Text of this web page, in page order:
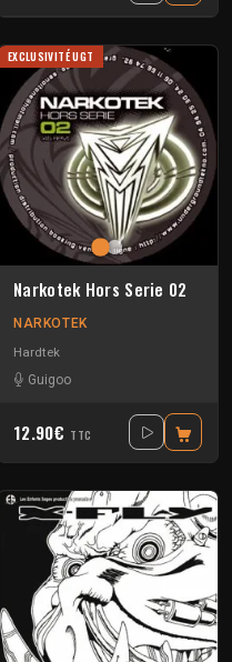
EXCLUSIVITÉ UGT
Narkotek Hors Serie 02
NARKOTEK
Hardtek
Guigoo
12.90€ TTC